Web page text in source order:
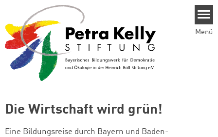
Menü
Die Wirtschaft wird grün!
Eine Bildungsreise durch Bayern und Baden-